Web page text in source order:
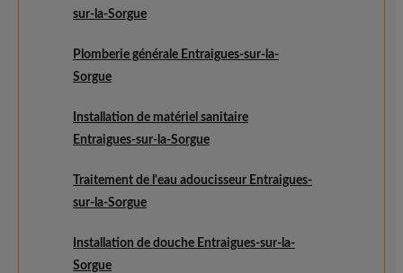
sur-la-Sorgue
Plomberie générale Entraigues-sur-la-
Sorgue
Installation de matériel sanitaire
Entraigues-sur-la-Sorgue
Traitement de l'eau adoucisseur Entraigues-
sur-la-Sorgue
Installation de douche Entraigues-sur-la-
Sorgue